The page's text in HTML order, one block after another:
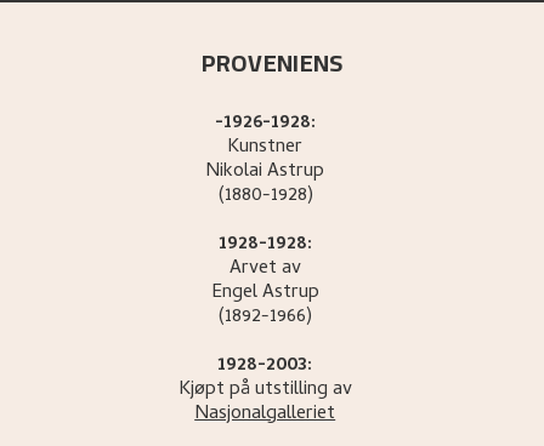
PROVENIENS
-1926-1928:
Kunstner
NikolaiAstrup
(1880-1928)
1928-1928:
Arvet av
EngelAstrup
(1892-1966)
1928-2003:
Kjøpt på utstilling av
Nasjonalgalleriet